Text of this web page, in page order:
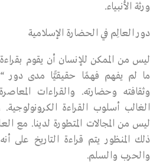
ورثة الأنبياء.
دور العالِم في الحضارة الإسلامية
ليس من الممكن للإنسان أن يقوم
ما لم يفهم فهمًا حقيقيًّا مدى دور
وثقافته وحضارته. والقراءات
الغالب أسلوب القراءة
ليس من المجالات المتطورة لدينا. مع
ذلك المنظور يتم قراءة التاريخ على
والحرب والسلم.